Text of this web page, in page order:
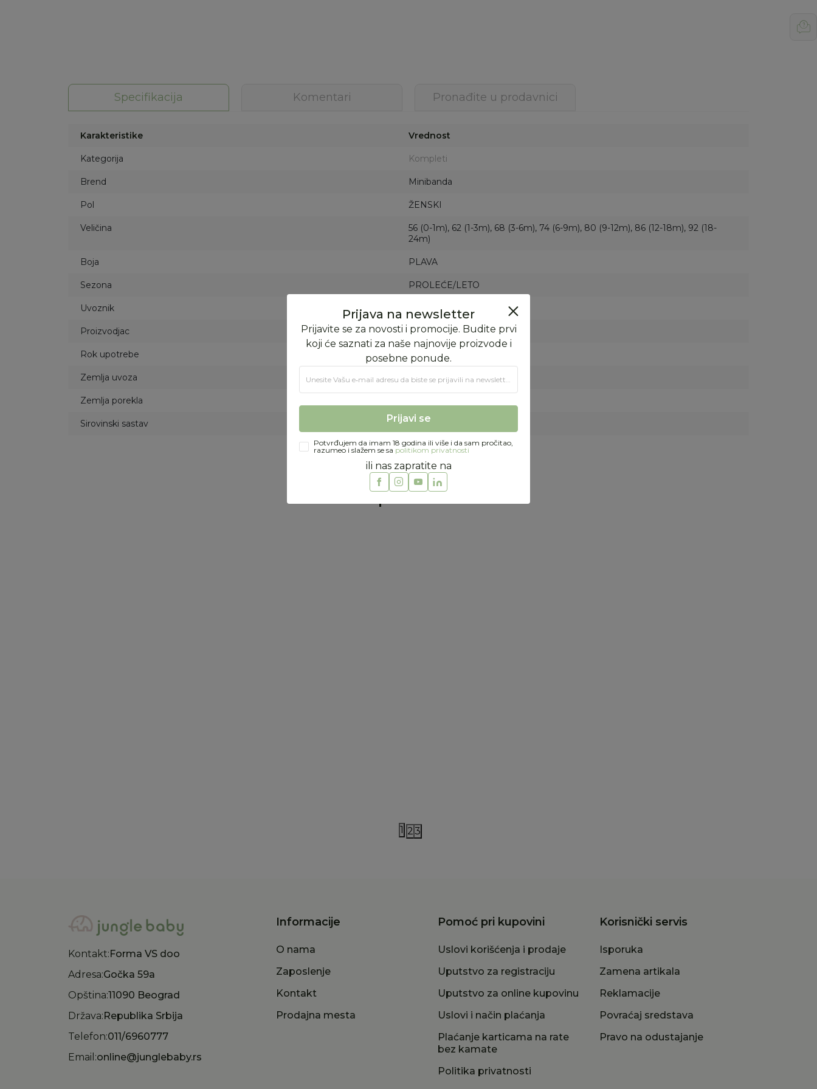
Specifikacija Komentari Pronađite u prodavnici
Karakteristike Vrednost
Kategorija Kompleti
Brend Minibanda
Pol ŽENSKI
Veličina
56 (0-1m), 62 (1-3m), 68 (3-6m), 74 (6-9m), 80 (9-12m), 86 (12-18m), 92 (18-
24m)
Boja PLAVA
Sezona PROLEĆE/LETO
Uvoznik FORMA VS
Proizvodjac ITALIJA
Rok upotrebe FORMA VS
Zemlja uvoza ITALIJA
Zemlja porekla
Sirovinski sastav 95%PAMUK5%ELASTAN
Preporučeno
1 23
Kontakt: Forma VS doo
Adresa:Gočka 59a
Opština:11090 Beograd
Država: Republika Srbija
Telefon:011/6960777
Email:online@junglebaby.rs
Informacije
O nama
Zaposlenje
Kontakt
Prodajna mesta
Pomoć pri kupovini
Uslovi korišćenja i prodaje
Uputstvo za registraciju
Uputstvo za online kupovinu
Uslovi i način plaćanja
Plaćanje karticama na rate
bez kamate
Politika privatnosti
Korisnički servis
Isporuka
Zamena artikala
Reklamacije
Povraćaj sredstava
Pravo na odustajanje
Prijava na newsletter
Prijavite se za novosti i promocije. Budite prvi
posebne ponude.
Unesite Vašu e‑mail adresu da biste se prijavili na newsletter.
Prijavi se
razumeo i slažem se sapolitikom privatnosti